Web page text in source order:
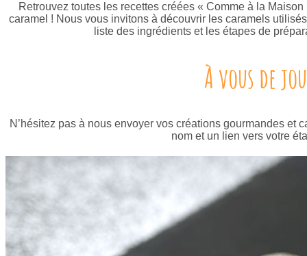
Retrouvez toutes les recettes créées « Comme à la
caramel ! Nous vous invitons à découvrir les caramels
liste des ingrédients et les étapes de
À vous de
N’hésitez pas à nous envoyer vos créations gourmandes et
nom et un lien vers votre